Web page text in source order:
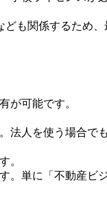
ども関係するため
が可能です。
法人を使う場合で
。
。単に「不動産ビ